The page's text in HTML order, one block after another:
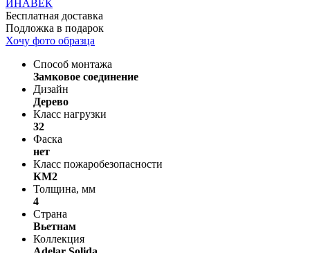
Бесплатная доставка
Подложка в подарок
Хочу фото образца
Способ монтажа
Замковое соединение
Дизайн
Дерево
Класс нагрузки
32
Фаска
нет
Класс пожаробезопасности
КМ2
Толщина, мм
4
Страна
Вьетнам
Коллекция